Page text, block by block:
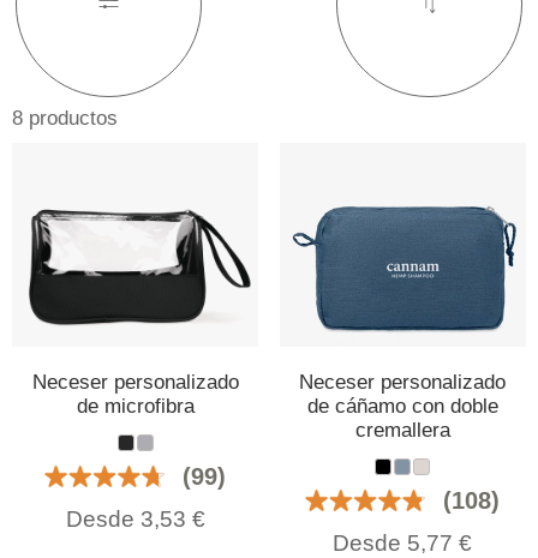
8 productos
Neceser personalizado
de microfibra
(99)
Desde 3,53 €
Neceser personalizado
de cáñamo con doble
cremallera
(108)
Desde 5,77 €